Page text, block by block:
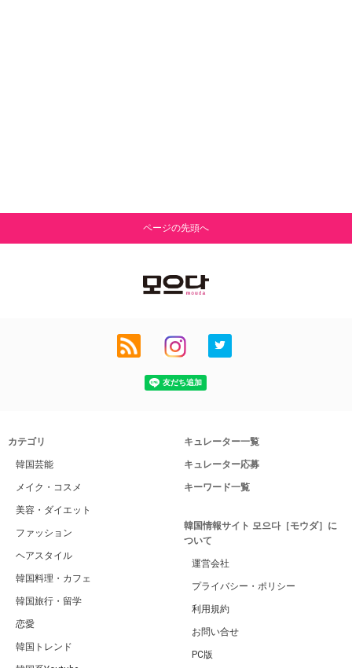
ページの先頭へ
カテゴリ
韓国芸能
メイク・コスメ
美容・ダイエット
ファッション
ヘアスタイル
韓国料理・カフェ
韓国旅行・留学
恋愛
韓国トレンド
キュレーター一覧
キュレーター応募
キーワード一覧
韓国情報サイト 모으다［モウダ］に
ついて
運営会社
プライバシー・ポリシー
利用規約
お問い合せ
PC版